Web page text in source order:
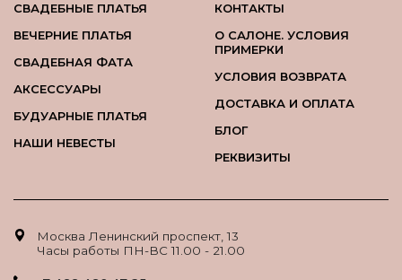
СВАДЕБНЫЕ ПЛАТЬЯ
ВЕЧЕРНИЕ ПЛАТЬЯ
СВАДЕБНАЯ ФАТА
АКСЕССУАРЫ
БУДУАРНЫЕ ПЛАТЬЯ
НАШИ НЕВЕСТЫ
КОНТАКТЫ
О САЛОНЕ. УСЛОВИЯ
ПРИМЕРКИ
УСЛОВИЯ ВОЗВРАТА
ДОСТАВКА И ОПЛАТА
БЛОГ
РЕКВИЗИТЫ
Москва Ленинский проспект, 13
Часы работы ПН-ВС 11.00 - 21.00